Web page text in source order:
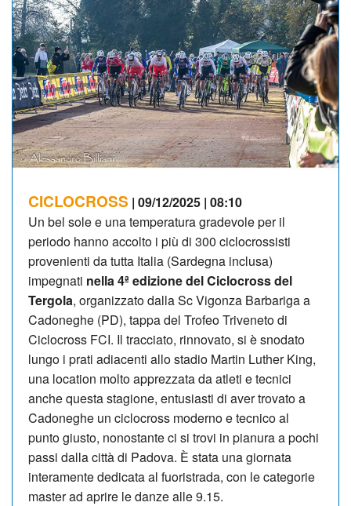
ALBI D'ORO
NEWSLETTER
CICLOCROSS | 09/12/2025 | 08:10
Un bel sole e una temperatura gradevole per il
periodo hanno accolto i più di 300 ciclocrossisti
provenienti da tutta Italia (Sardegna inclusa)
impegnati nella 4ª edizione del Ciclocross del
Tergola, organizzato dalla Sc Vigonza Barbariga a
Cadoneghe (PD), tappa del Trofeo Triveneto di
Ciclocross FCI. Il tracciato, rinnovato, si è snodato
lungo i prati adiacenti allo stadio Martin Luther King,
una location molto apprezzata da atleti e tecnici
anche questa stagione, entusiasti di aver trovato a
Cadoneghe un ciclocross moderno e tecnico al
punto giusto, nonostante ci si trovi in pianura a pochi
passi dalla città di Padova. È stata una giornata
interamente dedicata al fuoristrada, con le categorie
master ad aprire le danze alle 9.15.